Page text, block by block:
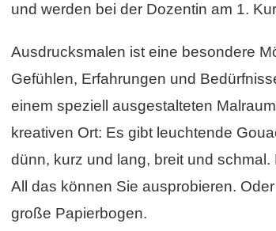
und werden bei der Dozentin am 1.
Ausdrucksmalen ist eine besondere
Gefühlen, Erfahrungen und
einem speziell ausgestalteten
kreativen Ort: Es gibt leuchtende
dünn, kurz und lang, breit und
All das können Sie ausprobieren.
große Papierbogen.